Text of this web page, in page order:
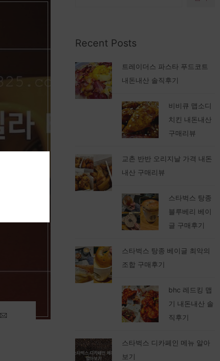
Recent Posts
트레이더스 파스타 푸드코트
내돈내산 솔직후기
비비큐 맵소디
치킨 내돈내산
구매리뷰
교촌 반반 오리지날 가격 내돈
내산 구매리뷰
스타벅스 탕종
블루베리 베이
글 구매후기
스타벅스 탕종 베이글 최악의
조합 구매후기
bhc 레드킹 맵
기 내돈내산 솔
직후기
스타벅스 디카페인 메뉴 알아
보기